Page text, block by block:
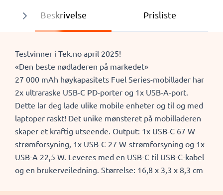
Beskrivelse Prisliste
Testvinner i Tek.no april 2025!
«Den beste nødladeren på markedet»
27 000 mAh høykapasitets Fuel Series-mobillader har
2x ultraraske USB-C PD-porter og 1x USB-A-port.
Dette lar deg lade ulike mobile enheter og til og med
laptoper raskt! Det unike mønsteret på mobilladeren
skaper et kraftig utseende. Output: 1x USB-C 67 W
strømforsyning, 1x USB-C 27 W-strømforsyning og 1x
USB-A 22,5 W. Leveres med en USB-C til USB-C-kabel
og en brukerveiledning. Størrelse: 16,8 x 3,3 x 8,3 cm